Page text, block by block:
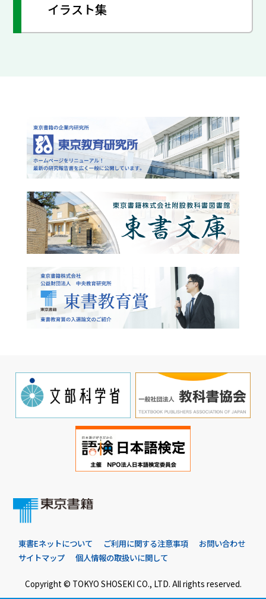
イラスト集
東書Eネットについて ご利用に関する注意事項
お問い合わせ
サイトマップ
個人情報の取扱いに関して
Copyright © TOKYO SHOSEKI CO., LTD. All rights reserved.